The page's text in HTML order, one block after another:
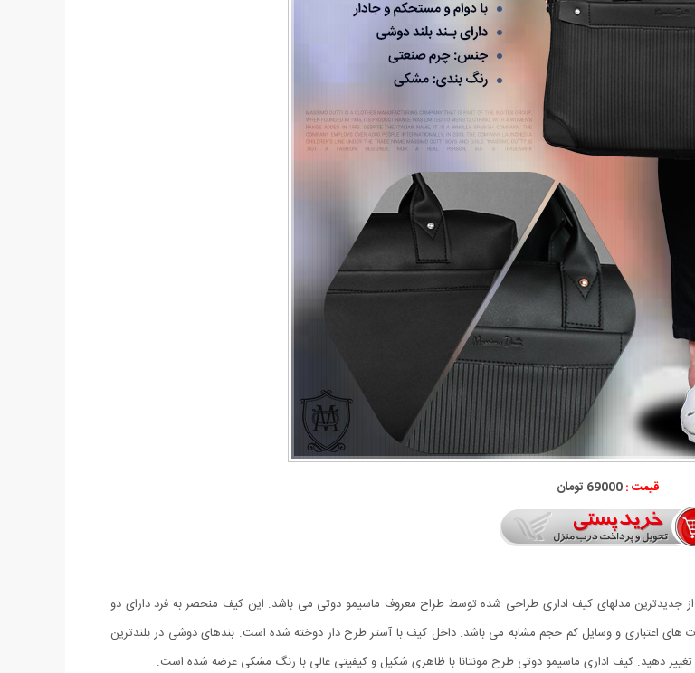
قیمت :69000 تومان
از جدیدترین مدلهای کیف اداری طراحی شده توسط طراح معروف ماسیمو دوتی می باشد. این کیف منحصر به فرد دارای دو
اعتباری و وسایل کم حجم مشابه می باشد. داخل کیف با آستر طرح دار دوخته شده است. بندهای دوشی در بلندترین